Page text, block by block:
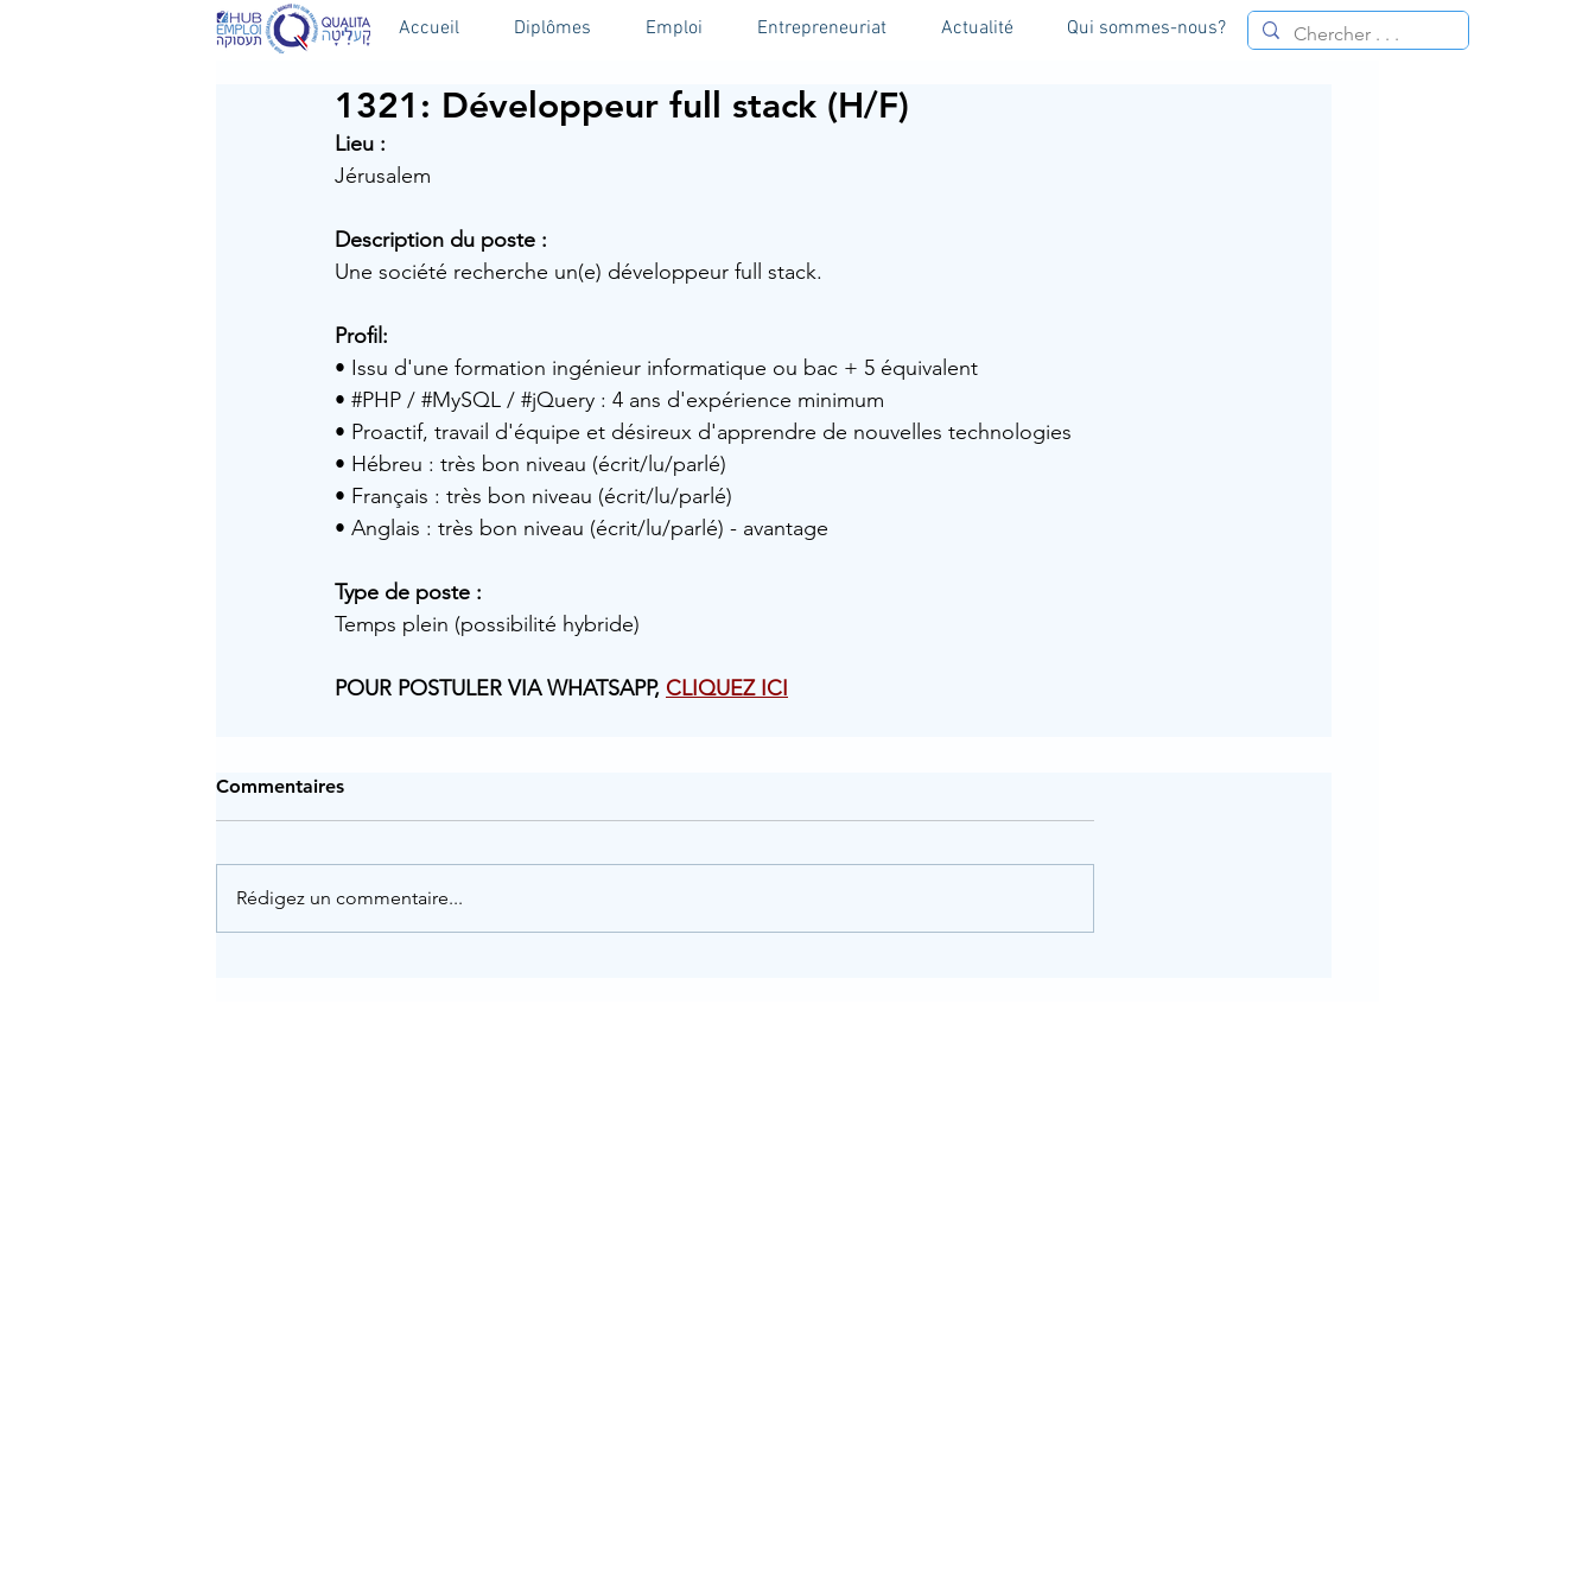
Accueil Diplômes Emploi Entrepreneuriat Actualité Qui sommes-nous?
1321: Développeur full stack (H/F)
Lieu :
Jérusalem
Description du poste :
Une société recherche un(e) développeur full stack.
Profil:
• Issu d'une formation ingénieur informatique ou bac + 5 équivalent
• #PHP / #MySQL / #jQuery : 4 ans d'expérience minimum
• Proactif, travail d'équipe et désireux d'apprendre de nouvelles technologies
• Hébreu : très bon niveau (écrit/lu/parlé)
• Français : très bon niveau (écrit/lu/parlé)
• Anglais : très bon niveau (écrit/lu/parlé) - avantage
Type de poste :
Temps plein (possibilité hybride)
POUR POSTULER VIA WHATSAPP, CLIQUEZ ICI
Commentaires
Rédigez un commentaire...